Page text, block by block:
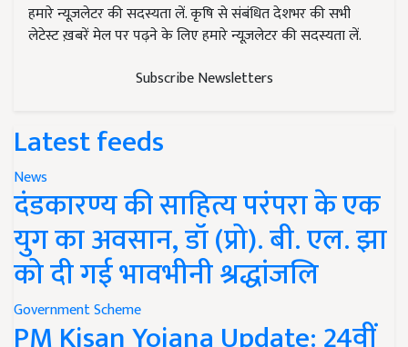
हमारे न्यूज़लेटर की सदस्यता लें. कृषि से संबंधित देशभर की सभी
लेटेस्ट ख़बरें मेल पर पढ़ने के लिए हमारे न्यूज़लेटर की सदस्यता लें.
Subscribe Newsletters
Latest feeds
News
दंडकारण्य की साहित्य परंपरा के एक
युग का अवसान, डॉ (प्रो). बी. एल. झा
को दी गई भावभीनी श्रद्धांजलि
Government Scheme